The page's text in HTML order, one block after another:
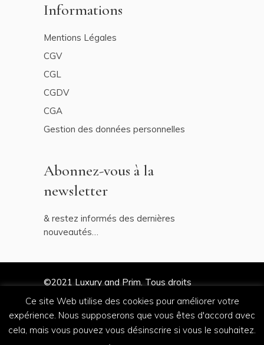
Informations
Mentions Légales
CGV
CGL
CGDV
CGA
Gestion des données personnelles
Abonnez-vous à la
newsletter
& restez informés des dernières
nouveautés…
©2021Luxury and Prim. Tous droits
réservés
Ce site Web utilise des cookies pour améliorer votre
expérience. Nous supposerons que vous êtes d'accord avec
cela, mais vous pouvez vous désinscrire si vous le souhaitez.